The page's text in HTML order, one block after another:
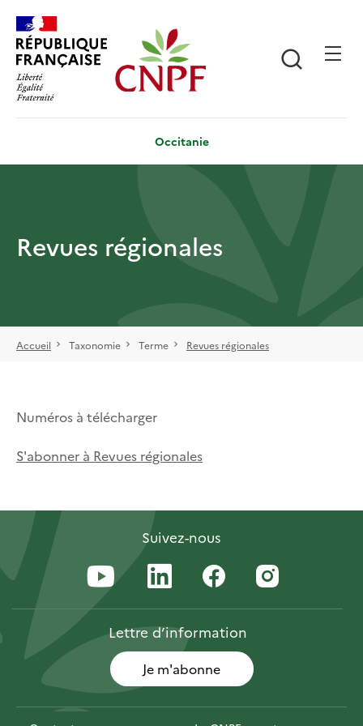
contenu
principal
Occitanie
Revues régionales
Accueil Taxonomie Terme Revues régionales
Numéros à télécharger
S'abonner à Revues régionales
Suivez-nous
Lettred’information
Je m'abonne